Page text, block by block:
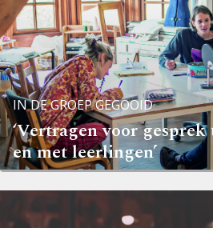
IN DE GROEP GEGOOID
‘Vertragen voor
en met leerlingen’